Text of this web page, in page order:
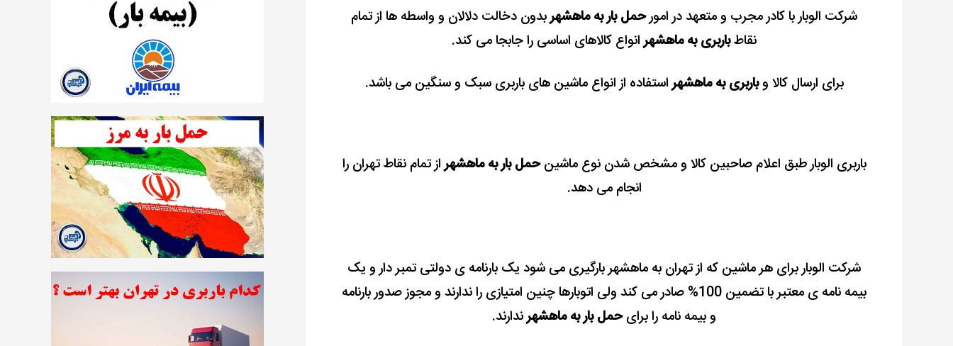
شرکت الوبار با کادر مجرب و متعهد در امورحمل بار به ماهشهربدون دخالت دلالان و واسطه ها از تمام
نقاطباربری به ماهشهرانواع کالاهای اساسی را جابجا می کند.
برای ارسال کالا وباربری به ماهشهراستفاده از انواع ماشین های باربری سبک و سنگین می باشد.
باربری الوبار طبق اعلام صاحبین کالا و مشخص شدن نوع ماشینحمل بار به ماهشهراز تمام نقاط تهران را
انجام می دهد.
شرکت الوبار برای هر ماشین که از تهران به ماهشهر بارگیری می شود یک بارنامه ی دولتی تمبر دار و یک
بیمه نامه ی معتبر با تضمین 100% صادر می کند ولی اتوبارها چنین امتیازی را ندارند و مجوز صدور بارنامه
و بیمه نامه را برایحمل بار به ماهشهرندارند.